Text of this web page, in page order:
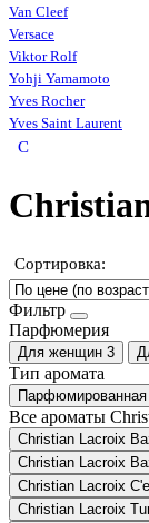
Van Cleef
Versace
Viktor Rolf
Yohji Yamamoto
Yves Rocher
Yves Saint Laurent
C
Сортировка:
Фильтр
Парфюмерия
Для женщин 3
Тип аромата
Парфюмированная
Все ароматы
Christian Lacroix
Christian Lacroix
Christian Lacroix
Christian Lacroix